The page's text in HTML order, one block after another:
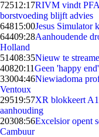
72512:17RIVM vindt
borstvoeding blijft advies
64815:00Jesus Simulator
64409:28Aanhoudende
Holland
51408:35Nieuw te
40820:11Geen 'happy
33004:46Niewiadoma
Ventoux
29519:57XR blokkeert
aanhouding
20308:56Excelsior opent
Cambuur